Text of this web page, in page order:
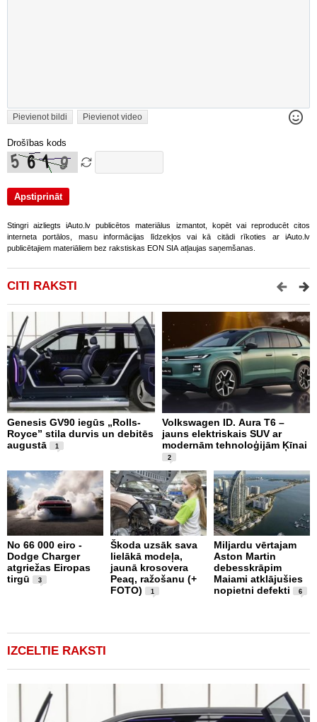
Pievienot bildi Pievienot video
Drošības kods
Stingri aizliegts iAuto.lv publicētos materiālus izmantot, kopēt vai reproducēt citos
interneta portālos, masu informācijas līdzekļos vai kā citādi rīkoties ar iAuto.lv
publicētajiem materiāliem bez rakstiskas EON SIA atļaujas saņemšanas.
CITI RAKSTI
Genesis GV90 iegūs „Rolls-
Royce” stila durvis un debitēs
augustā
1
Volkswagen ID. Aura T6 –
jauns elektriskais SUV ar
modernām tehnoloģijām Ķīnai
2
No 66 000 eiro -
Dodge Charger
atgriežas Eiropas
tirgū
3
Škoda uzsāk sava
lielākā modeļa,
jaunā krosovera
Peaq, ražošanu (+
FOTO)
1
Miljardu vērtajam
Aston Martin
debesskrāpim
Maiami atklājušies
nopietni defekti
6
IZCELTIE RAKSTI